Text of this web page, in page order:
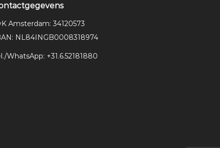
Amsterdam: 34120573
NL84INGB0008318974
WhatsApp: +31.6.52181880